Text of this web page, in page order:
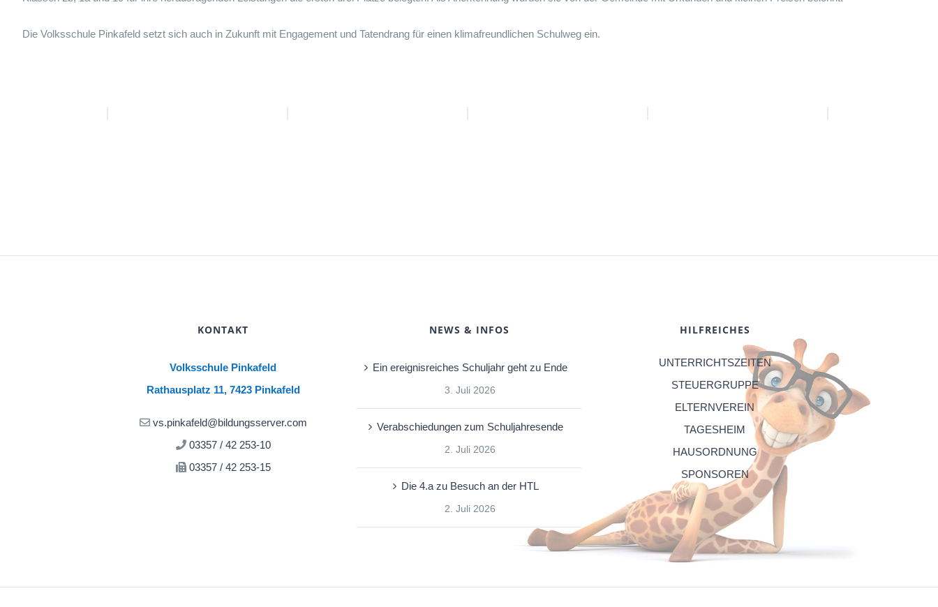
Die Volksschule Pinkafeld setzt sich auch in Zukunft mit Engagement und Tatendrang für einen klimafreundlichen Schulweg ein.
KONTAKT
Volksschule Pinkafeld
Rathausplatz 11, 7423 Pinkafeld
vs.pinkafeld@bildungsserver.com
03357 / 42 253-10
03357 / 42 253-15
NEWS & INFOS
Ein ereignisreiches Schuljahr geht zu Ende
3. Juli 2026
Verabschiedungen zum Schuljahresende
2. Juli 2026
Die 4.a zu Besuch an der HTL
2. Juli 2026
HILFREICHES
UNTERRICHTSZEITEN
STEUERGRUPPE
ELTERNVEREIN
TAGESHEIM
HAUSORDNUNG
SPONSOREN